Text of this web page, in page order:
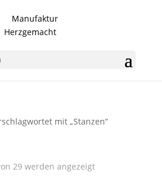
mit „Stanzen“
29 werden angezeigtNach